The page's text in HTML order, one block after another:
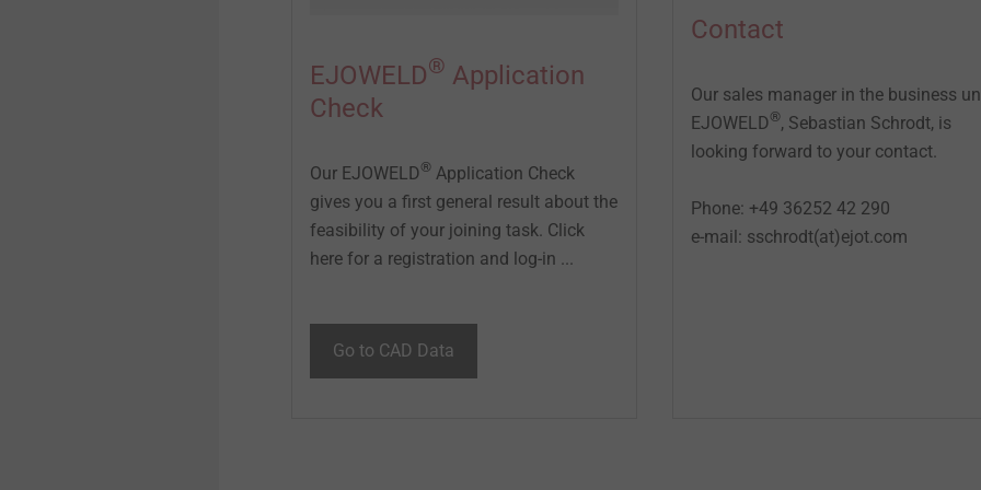
EJOWELD® Application
Check
Our EJOWELD® Application Check
gives you a first general result about the
feasibility of your joining task. Click
here for a registration and log-in ...
Go to CAD Data
Contact
Our sales manager in the business
EJOWELD®, Sebastian Schrodt, is
looking forward to your contact.
Phone: +49 36252 42 290
e-mail: sschrodt(at)ejot.com